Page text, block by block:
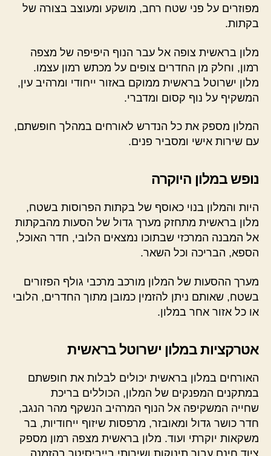
מפוזרים על פני שטח רחב, מושקע ומעוצב בצורה של
בקתות.
מלון בראשית צופה אל עבר הנוף היפיפה של מצפה
רמון, וחלק מן החדרים צופים על מכתש רמון עצמו.
מלון ישרוטל בראשית ממוקם באזור ייחודי ומרהיב עין,
המשקיף על נוף קסום ומדברי.
המלון מספק את כל הנדרש לאורחים במהלך חופשתם,
עם שירות אישי ומסביר פנים.
נופש במלון היוקרה
היות והמלון בנוי כאוסף של בקתות הפרוסות בשטח,
מלון בראשית מתחזק מערך גדול של הסעות מהבקתות
אל המבנה המרכזי שבתוכו נמצאים הלובי, חדר האוכל,
הספא, הבריכה וכל השאר.
מערך ההסעות של המלון מורכב מרכבי גולף הפזורים
בשטח, שאותם ניתן להזמין כמובן מתוך החדרים, הלובי
או כל אזור אחר במלון.
אטרקציות במלון ישרוטל בראשית
האורחים במלון בראשית יכולים לבלות את חופשתם
במתקנים המפנקים של המלון, הכוללים בריכת
שחייה המשקיפה אל הנוף המרהיב הנשקף מהר הנגב,
חדר כושר גדול ומאובזר, מרפסות שיזוף ייחודיות, בר
משקאות יוקרתי ועוד. מלון בראשית מצפה רמון מספק
ציוד חינם עבור תינוקות ושירותי בייביסיטר בהזמנה